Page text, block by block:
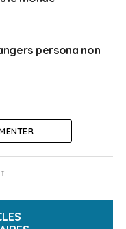
de l’ambassade
de
ou d’aides
persona non